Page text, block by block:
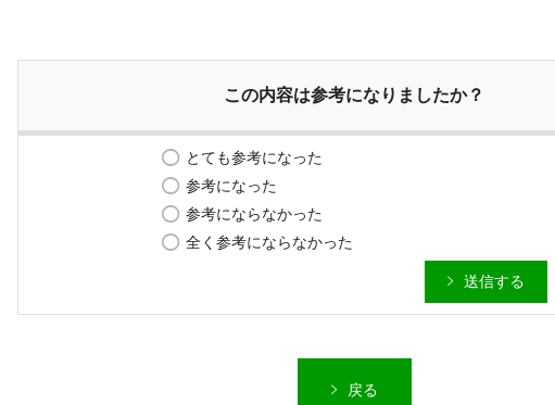
この内容は参考になりましたか？
とても参考になった
参考になった
参考にならなかった
全く参考にならなかった
送信する
戻る